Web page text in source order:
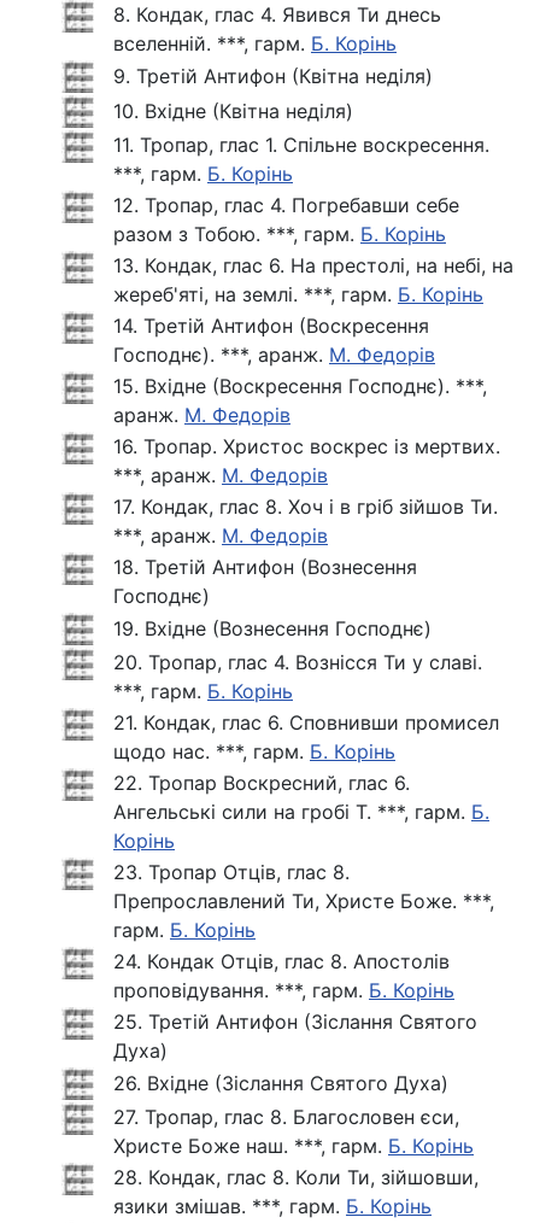
8. Кондак, глас 4. Явився Ти днесь
вселенній. ***, гарм. Б. Корінь
9. Третій Антифон (Квітна неділя)
10. Вхідне (Квітна неділя)
11. Тропар, глас 1. Спільне воскресення.
***, гарм. Б. Корінь
12. Тропар, глас 4. Погребавши себе
разом з Тобою. ***, гарм. Б. Корінь
13. Кондак, глас 6. На престолі, на небі, на
жереб'яті, на землі. ***, гарм. Б. Корінь
14. Третій Антифон (Воскресення
Господнє). ***, аранж. М. Федорів
15. Вхідне (Воскресення Господнє). ***,
аранж. М. Федорів
16. Тропар. Христос воскрес із мертвих.
***, аранж. М. Федорів
17. Кондак, глас 8. Хоч і в гріб зійшов Ти.
***, аранж. М. Федорів
18. Третій Антифон (Вознесення
Господнє)
19. Вхідне (Вознесення Господнє)
20. Тропар, глас 4. Вознісся Ти у славі.
***, гарм. Б. Корінь
21. Кондак, глас 6. Сповнивши промисел
щодо нас. ***, гарм. Б. Корінь
22. Тропар Воскресний, глас 6.
Ангельські сили на гробі Т. ***, гарм. Б.
Корінь
23. Тропар Отців, глас 8.
Препрославлений Ти, Христе Боже. ***,
гарм. Б. Корінь
24. Кондак Отців, глас 8. Апостолів
проповідування. ***, гарм. Б. Корінь
25. Третій Антифон (Зіслання Святого
Духа)
26. Вхідне (Зіслання Святого Духа)
27. Тропар, глас 8. Благословен єси,
Христе Боже наш. ***, гарм. Б. Корінь
28. Кондак, глас 8. Коли Ти, зійшовши,
язики змішав. ***, гарм. Б. Корінь